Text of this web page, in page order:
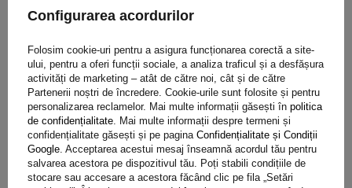
Livrare
Pune o întrebare
Opinie(0)
Configurarea acordurilor
Folosim cookie-uri pentru a asigura funcționarea corectă a site-
ului, pentru a oferi funcții sociale, a analiza traficul și a desfășura
activități de marketing – atât de către noi, cât și de către
Partenerii noștri de încredere. Cookie-urile sunt folosite și pentru
personalizarea reclamelor. Mai multe informații găsești în politica
de confidențialitate. Mai multe informații despre termeni și
confidențialitate găsești și pe pagina Confidențialitate și Condiții
Google. Acceptarea acestui mesaj înseamnă acordul tău pentru
salvarea acestora pe dispozitivul tău. Poți stabili condițiile de
stocare sau accesare a acestora făcând clic pe fila „Setări